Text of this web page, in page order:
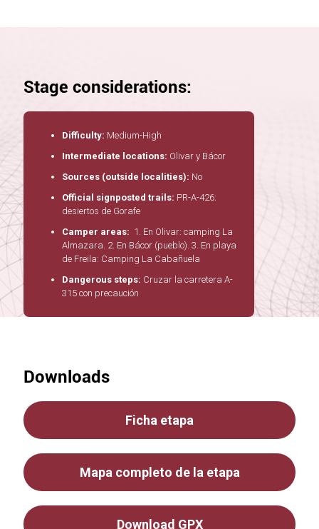
Stage considerations:
Difficulty: Medium-High
Intermediate locations: Olivar y Bácor
Sources (outside localities): No
Official signposted trails: PR-A-426:
desiertos de Gorafe
Camper areas: 1. En Olivar: camping La
Almazara. 2. En Bácor (pueblo). 3. En playa
de Freila: Camping La Cabañuela
Dangerous steps: Cruzar la carretera A-
315 con precaución
Downloads
Ficha etapa
Mapa completo de la etapa
Download GPX